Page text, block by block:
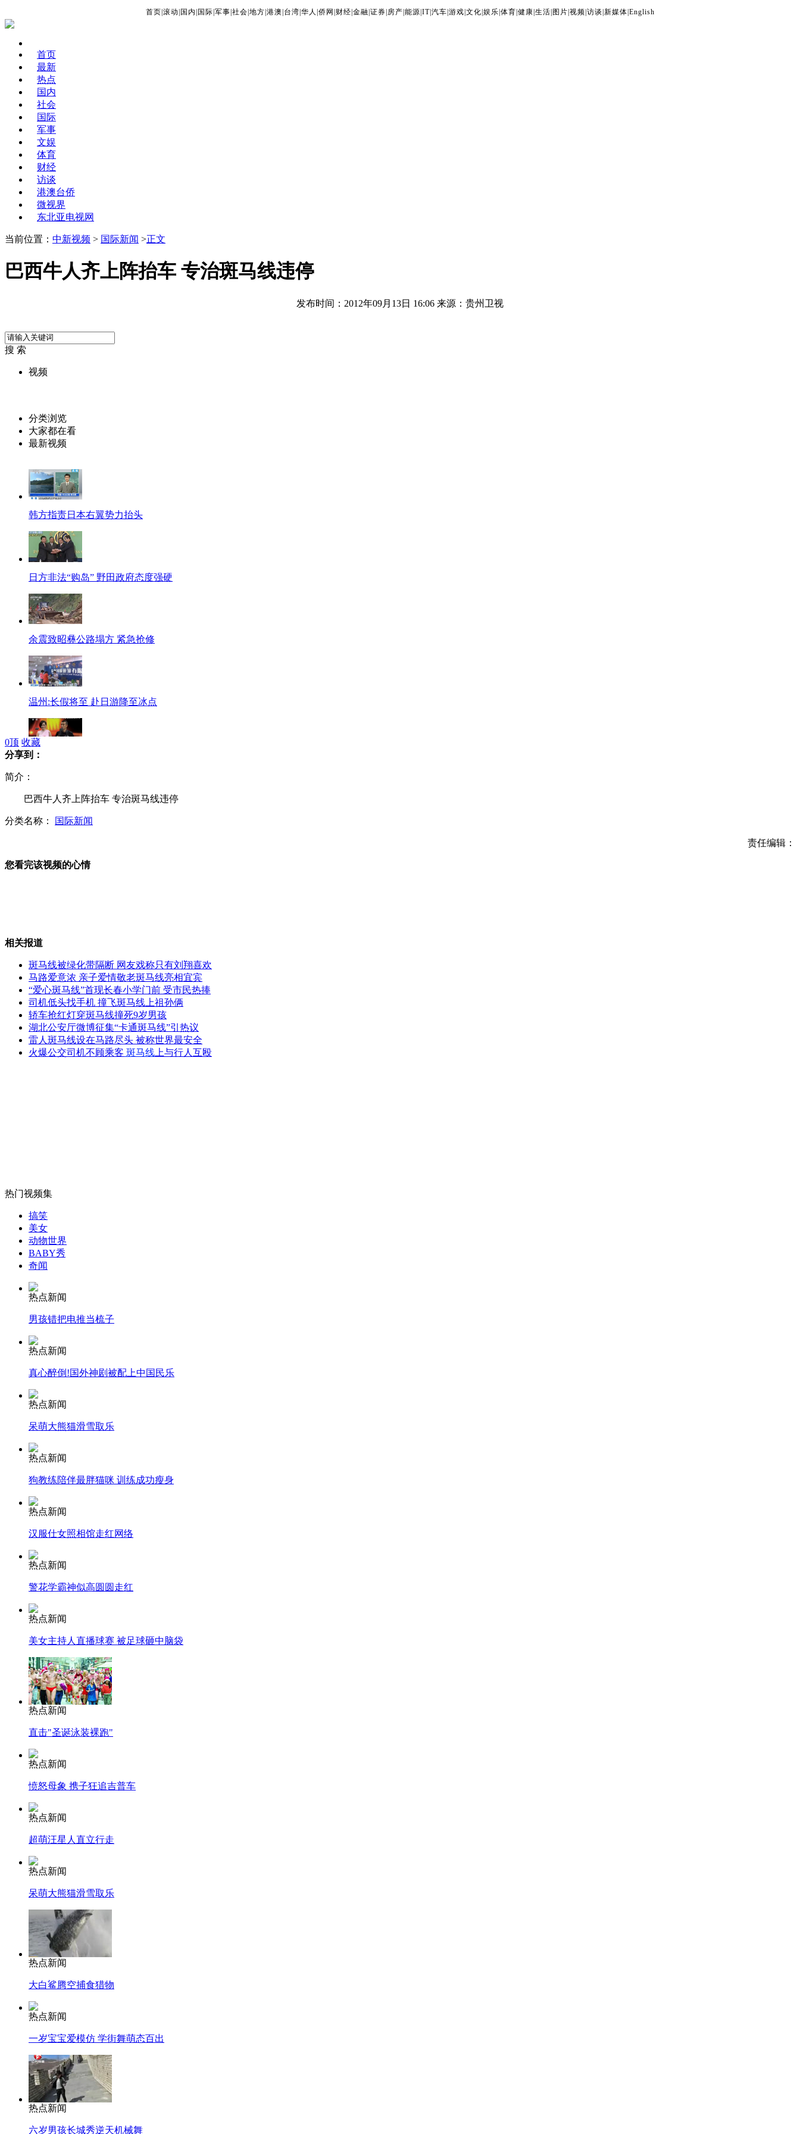
首页 滚动 国内 国际 军事 社会 地方 港澳 台湾 华人 侨网 财经 金融 证券 房产 能源 IT| 汽车 游戏 文化 娱乐 体育 健康 生活 图片 视频 访谈 新媒体 English
首页
最新
热点
国内
社会
国际
军事
文娱
体育
财经
访谈
港澳台侨
微视界
东北亚电视网
当前位置： 中新视频 > 国际新闻 >正文
巴西牛人齐上阵抬车 专治斑马线违停
发布时间：2012年09月13日 16:06 来源：贵州卫视
搜 索
视频
分类浏览
大家都在看
最新视频
韩方指责日本右翼势力抬头
日方非法“购岛” 野田政府态度强硬
余震致昭彝公路塌方 紧急抢修
温州:长假将至 赴日游降至冰点
日媒:经济界"大佬"欲组团访华
全球三千金鱼福州参加"选美"
夜间实弹演练 提升海上打击能力
外交部：反对强权政治霸凌主义
外交部：有关国家言论片面不公正
安徽一实载49人客车翻车
走！跟着总书记去植树
消防员救轻生者 花炮节热闹非凡
纽约上演“枕头大战”
司机酒驾遇交警 急速倒车逃窜
0顶 收藏
分享到：
简介：
巴西牛人齐上阵抬车 专治斑马线违停
分类名称： 国际新闻
责任编辑：
您看完该视频的心情
相关报道
斑马线被绿化带隔断 网友戏称只有刘翔喜欢
马路爱意浓 亲子爱情敬老斑马线亮相宜宾
“爱心斑马线”首现长春小学门前 受市民热捧
司机低头找手机 撞飞斑马线上祖孙俩
轿车抢红灯穿斑马线撞死9岁男孩
湖北公安厅微博征集“卡通斑马线”引热议
雷人斑马线设在马路尽头 被称世界最安全
火爆公交司机不顾乘客 斑马线 上与行人互殴
热门视频集
搞笑
美女
动物世界
BABY秀
奇闻
热点新闻
男孩错把电推当梳子
热点新闻
真心醉倒!国外神剧被配上中国民乐
热点新闻
呆萌大熊猫滑雪取乐
热点新闻
狗教练陪伴最胖猫咪 训练成功瘦身
热点新闻
汉服仕女照相馆走红网络
热点新闻
警花学霸神似高圆圆走红
热点新闻
美女主持人直播球赛 被足球砸中脑袋
热点新闻
直击"圣诞泳装裸跑"
热点新闻
愤怒母象 携子狂追吉普车
热点新闻
超萌汪星人直立行走
热点新闻
呆萌大熊猫滑雪取乐
热点新闻
大白鲨腾空捕食猎物
热点新闻
一岁宝宝爱模仿 学街舞萌态百出
热点新闻
六岁男孩长城秀逆天机械舞